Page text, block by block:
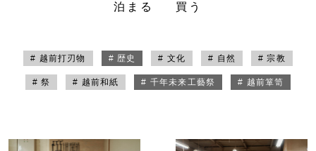
泊まる 買う
# 越前打刃物 # 歴史 # 文化 # 自然 # 宗教
# 祭 # 越前和紙 # 千年未来工藝祭 # 越前箪笥